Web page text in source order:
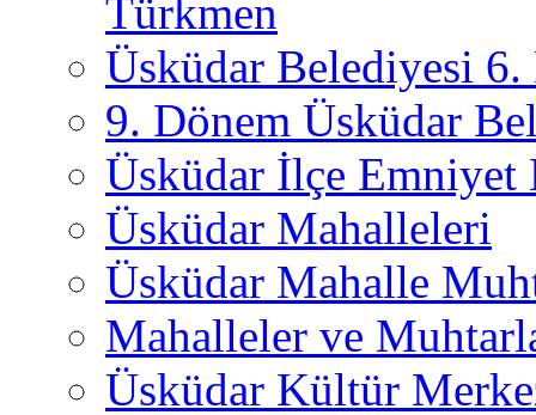
Türkmen
Üsküdar Belediyesi 6.
9. Dönem Üsküdar
Üsküdar İlçe
Üsküdar Mahalleleri
Üsküdar Mahalle
Mahalleler ve
Üsküdar Kültür